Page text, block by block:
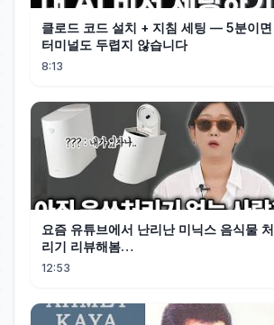
클로드 코드 설치 + 지침 세팅 — 5분이면
터미널도 두렵지 않습니다
8:13
요즘 유튜브에서 난리난 미닉스 음식물 처
리기 리뷰해봄…
12:53